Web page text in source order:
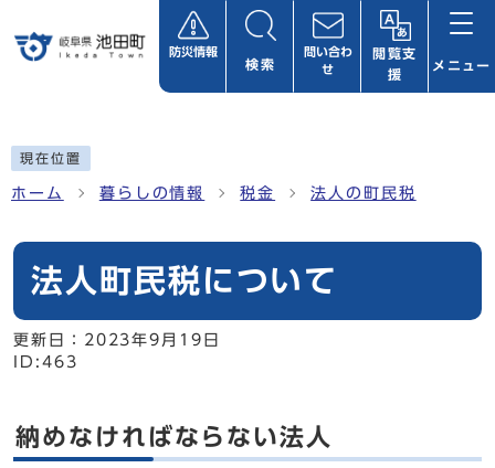
防災情報
検索
問い合わ
せ
閲覧支
援
メニュー
現在位置
ホーム 暮らしの情報 税金 法人の町民税
法人町民税について
更新日： 2023年9月19日
ID:463
納めなければならない法人